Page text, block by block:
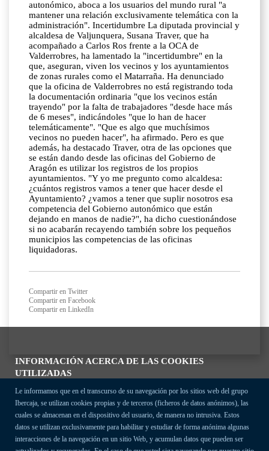
INFORMACIÓN ACERCA DE LAS COOKIES
UTILIZADAS
Le informamos que en el transcurso de su navegación por los sitios web del grupo
Ibercaja, se utilizan cookies propias y de terceros (ficheros de datos anónimos), las
cuales se almacenan en el dispositivo del usuario, de manera no intrusiva. Estos
datos se utilizan exclusivamente para habilitar y estudiar de forma anónima algunas
interacciones de la navegación en un sitio Web, y acumulan datos que pueden ser
autonómico, aboca a los usuarios del mundo rural "a
mantener una relación exclusivamente telemática con la
administración". Incertidumbre La diputada provincial y
alcaldesa de Valjunquera, Susana Traver, que ha
acompañado a Carlos Ros frente a la OCA de
Valderrobres, ha lamentado la "incertidumbre" en la
que, aseguran, viven los vecinos y los ayuntamientos
de zonas rurales como el Matarraña. Ha denunciado
que la oficina de Valderrobres no está registrando toda
la documentación ordinaria "que los vecinos están
trayendo" por la falta de trabajadores "desde hace más
de 6 meses", indicándoles "que lo han de hacer
telemáticamente". "Que es algo que muchísimos
vecinos no pueden hacer", ha afirmado. Pero es que
además, ha destacado Traver, otra de las opciones que
se están dando desde las oficinas del Gobierno de
Aragón es utilizar los registros de los propios
ayuntamientos. "Y yo me pregunto como alcaldesa:
¿cuántos registros vamos a tener que hacer desde el
Ayuntamiento? ¿vamos a tener que suplir nosotros esa
competencia del Gobierno autonómico que están
dejando en manos de nadie?", ha dicho cuestionándose
si no acabarán recayendo también sobre los pequeños
municipios las competencias de las oficinas
liquidadoras.
Compartir en Twitter
Compartir en Facebook
Compartir en LinkedIn